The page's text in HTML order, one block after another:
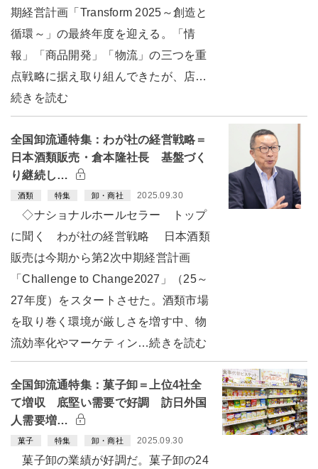
期経営計画「Transform 2025～創造と
循環～」の最終年度を迎える。「情
報」「商品開発」「物流」の三つを重
点戦略に据え取り組んできたが、店…
続きを読む
全国卸流通特集：わが社の経営戦略＝
日本酒類販売・倉本隆社長 基盤づく
り継続し…
酒類 特集 卸・商社 2025.09.30
◇ナショナルホールセラー トップ
に聞く わが社の経営戦略 日本酒類
販売は今期から第2次中期経営計画
「Challenge to Change2027」（25～
27年度）をスタートさせた。酒類市場
を取り巻く環境が厳しさを増す中、物
流効率化やマーケティン…続きを読む
全国卸流通特集：菓子卸＝上位4社全
て増収 底堅い需要で好調 訪日外国
人需要増…
菓子 特集 卸・商社 2025.09.30
菓子卸の業績が好調だ。菓子卸の24